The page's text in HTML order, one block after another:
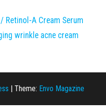
Retinol-A Cream Serum
wrinkle acne cream
| Theme: Envo Magazine